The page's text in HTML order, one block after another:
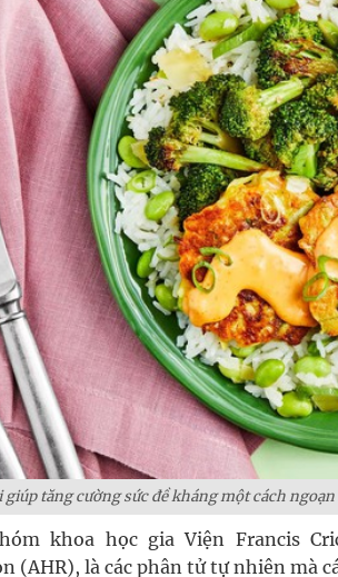
giúp tăng cường sức đề kháng một cách
khoa học gia Viện Francis
(AHR), là các phân tử tự nhiên mà